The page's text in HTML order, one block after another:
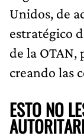
Unidos, de
estratégico
de la
creando las
ESTO NO